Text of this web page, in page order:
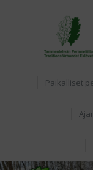
Paikalliset